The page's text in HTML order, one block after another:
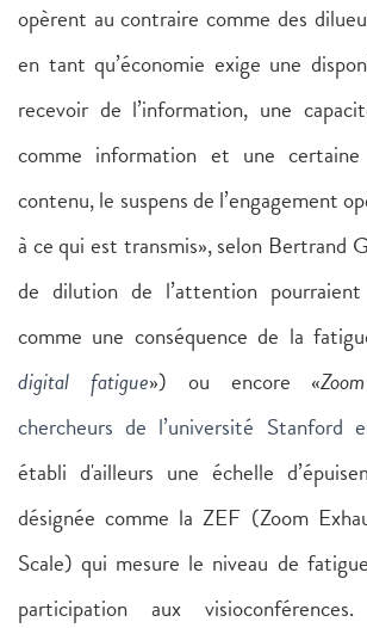
opèrent au contraire comme des
en tant qu’économie exige une
recevoir de l’information, une
comme information et une
contenu, le suspens de l’engagement
à ce qui est transmis», selon Bertrand
de dilution de l’attention
comme une conséquence de la
digital fatigue») ou encore «
chercheurs de l’université Stanford
établi d'ailleurs une échelle
désignée comme la ZEF (Zoom
Scale) qui mesure le niveau de
participation aux